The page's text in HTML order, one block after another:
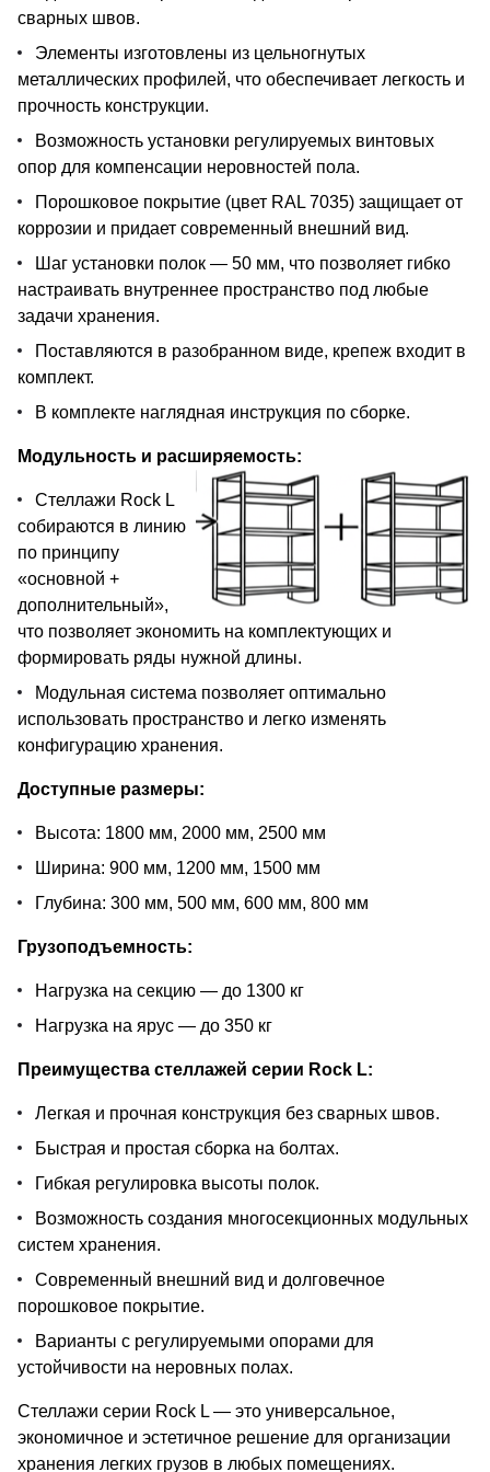
сварных швов.
Элементы изготовлены из цельногнутых
металлических профилей, что обеспечивает легкость и
прочность конструкции.
Возможность установки регулируемых винтовых
опор для компенсации неровностей пола.
Порошковое покрытие (цвет RAL 7035) защищает от
коррозии и придает современный внешний вид.
Шаг установки полок — 50 мм, что позволяет гибко
настраивать внутреннее пространство под любые
задачи хранения.
Поставляются в разобранном виде, крепеж входит в
комплект.
В комплекте наглядная инструкция по сборке.
Модульность и расширяемость:
Стеллажи Rock L
собираются в линию
по принципу
«основной +
дополнительный»,
что позволяет экономить на комплектующих и
формировать ряды нужной длины.
Модульная система позволяет оптимально
использовать пространство и легко изменять
конфигурацию хранения.
Доступные размеры:
Высота: 1800 мм, 2000 мм, 2500 мм
Ширина: 900 мм, 1200 мм, 1500 мм
Глубина: 300 мм, 500 мм, 600 мм, 800 мм
Грузоподъемность:
Нагрузка на секцию — до 1300 кг
Нагрузка на ярус — до 350 кг
Преимущества стеллажей серии Rock L:
Легкая и прочная конструкция без сварных швов.
Быстрая и простая сборка на болтах.
Гибкая регулировка высоты полок.
Возможность создания многосекционных модульных
систем хранения.
Современный внешний вид и долговечное
порошковое покрытие.
Варианты с регулируемыми опорами для
устойчивости на неровных полах.
Стеллажи серии Rock L — это универсальное,
экономичное и эстетичное решение для организации
хранения легких грузов в любых помещениях.